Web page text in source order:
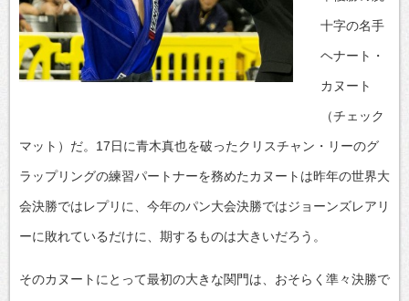
十字の名手
ヘナート・
カヌート
（チェック
マット）だ。17日に青木真也を破ったクリスチャン・リーのグ
ラップリングの練習パートナーを務めたカヌートは昨年の世界大
会決勝ではレプリに、今年のパン大会決勝ではジョーンズレアリ
ーに敗れているだけに、期するものは大きいだろう。
そのカヌートにとって最初の大きな関門は、おそらく準々決勝で